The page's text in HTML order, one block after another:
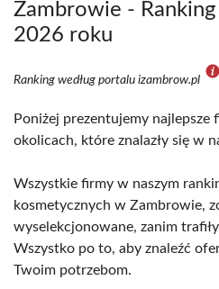
Zambrowie -
2026 roku
Ranking według portalu izambrow.pl
Poniżej prezentujemy
okolicach, które znalazły się w
Wszystkie firmy w naszym
kosmetycznych w Zambrowie,
wyselekcjonowane, zanim
Wszystko po to, aby znaleźć
Twoim potrzebom.